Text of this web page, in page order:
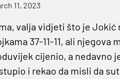
11, 2023
valja vidjeti što je Jokić
37-11-11, ali njegova
cijenio, a nedavno
i rekao da misli da